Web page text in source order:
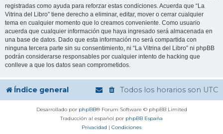
registradas como ayuda para reforzar estas condiciones. Acuerda que “La
Vitrina del Libro” tiene derecho a eliminar, editar, mover o cerrar cualquier
tema en cualquier momento que lo creamos conveniente. Como usuario
acuerda que cualquier información que haya ingresado será almacenada en
una base de datos. Dado que esta información no será compartida con
ninguna tercera parte sin su consentimiento, ni “La Vitrina del Libro” ni phpBB
podrán considerarse responsables por cualquier intento de hacking que
conlleve a que los datos sean comprometidos.
Índice general Todos los horarios son UTC
Desarrollado por phpBB® Forum Software © phpBB Limited
Traducción al español por phpBB España
Privacidad | Condiciones